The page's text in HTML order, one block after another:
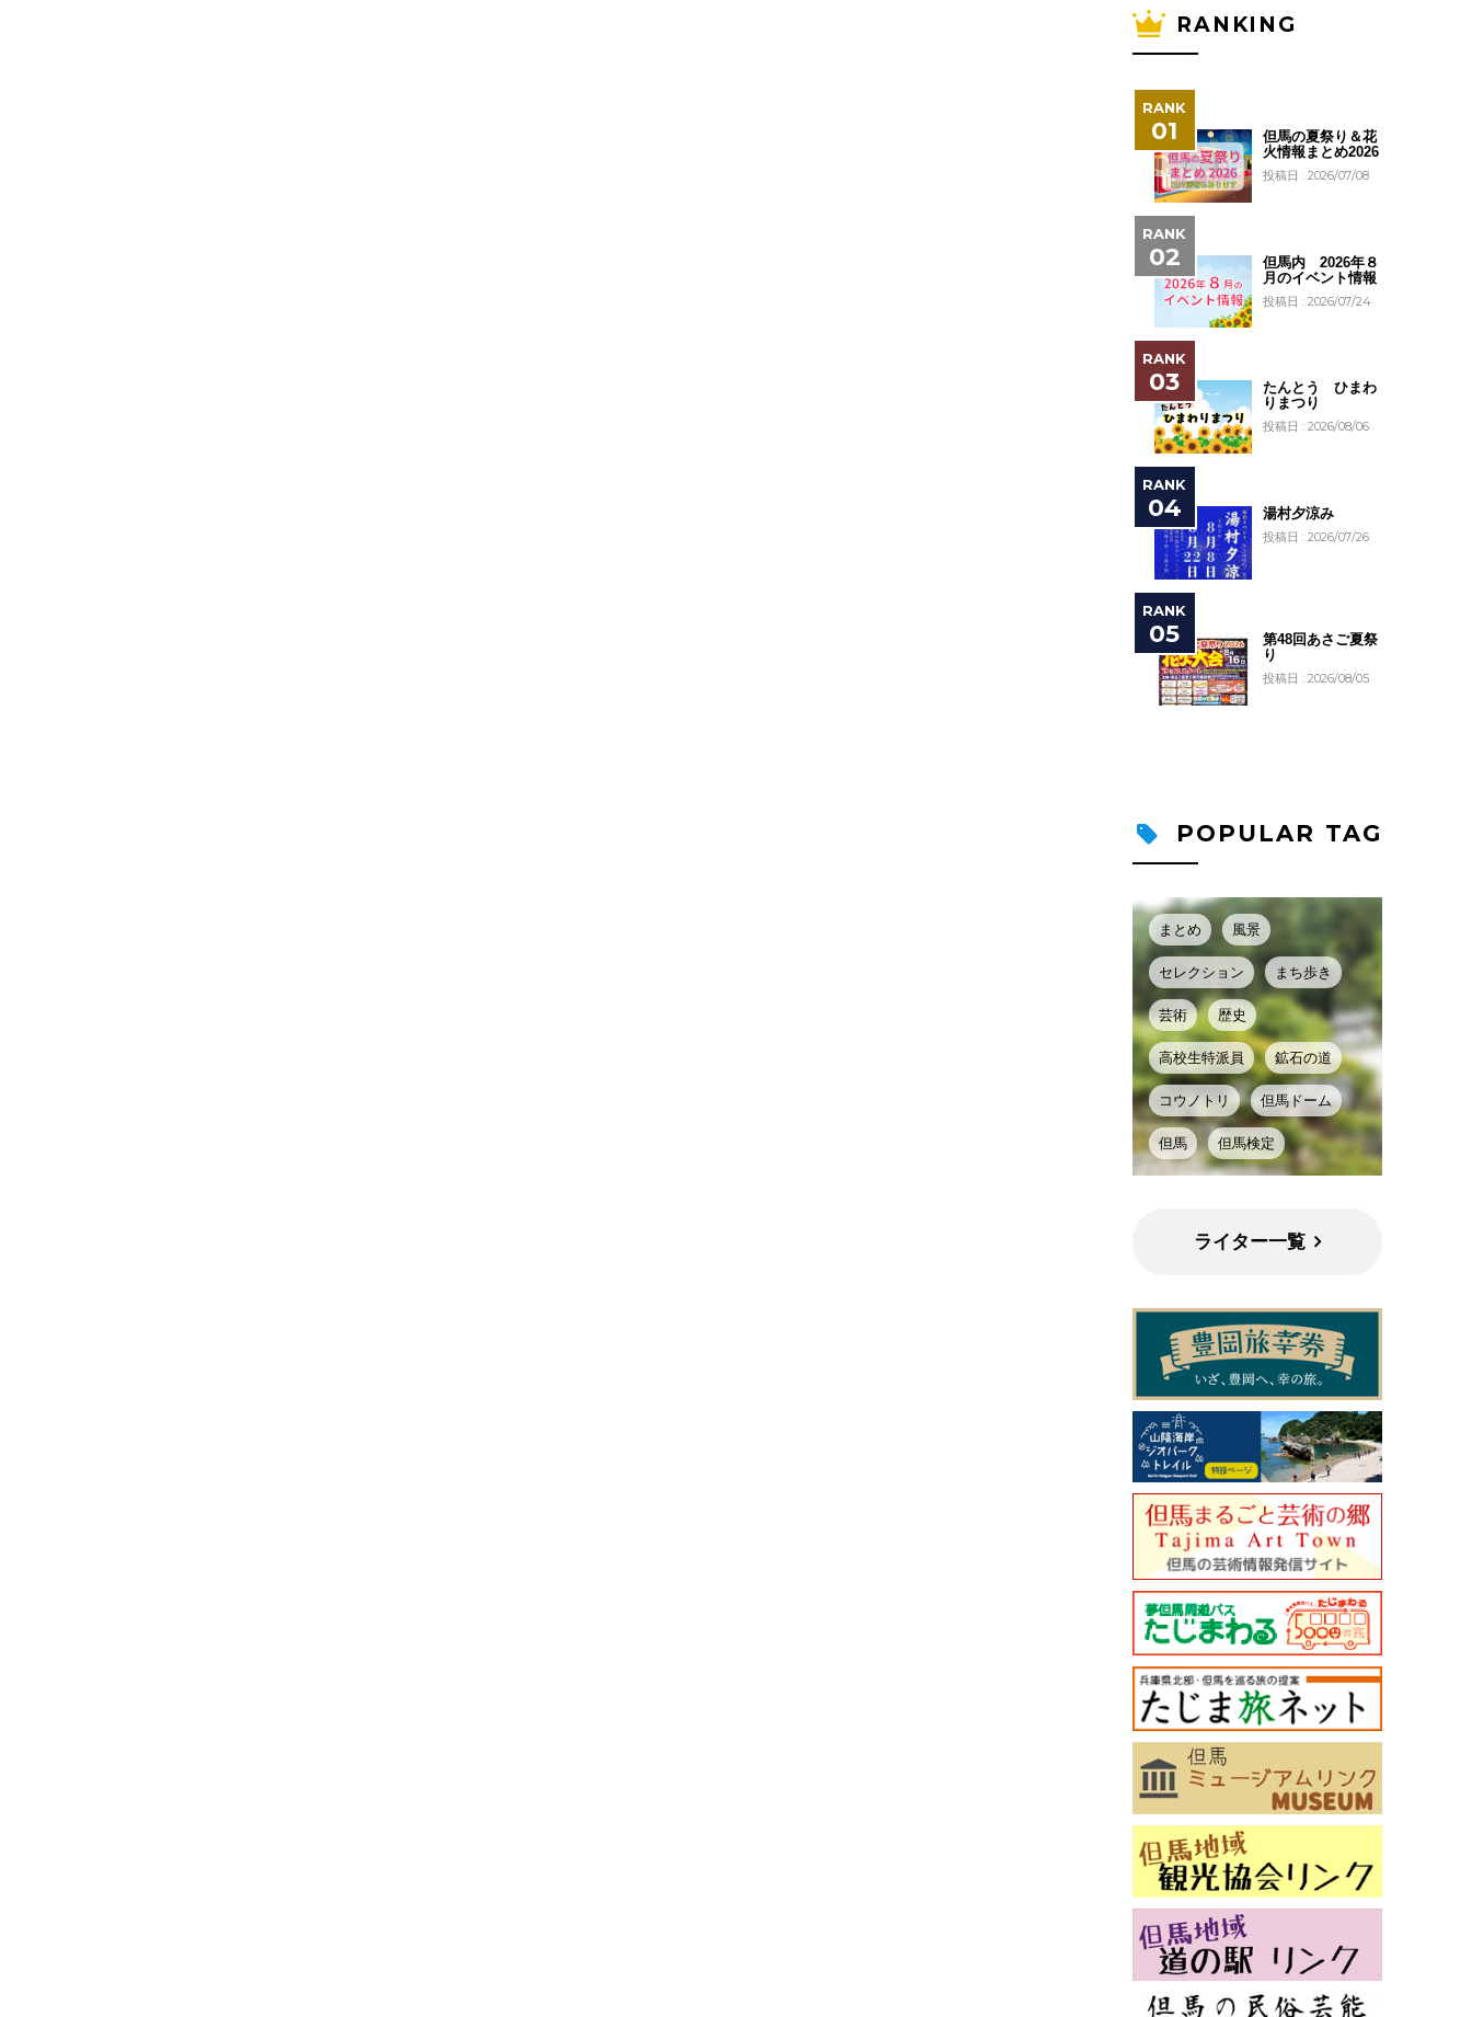
RANKING
但馬の夏祭り＆花
火情報まとめ2026
投稿日 : 2026/07/08
但馬内 2026年８
月のイベント情報
投稿日 : 2026/07/24
たんとう ひまわ
りまつり
投稿日 : 2026/08/06
湯村夕涼み
投稿日 : 2026/07/26
第48回あさご夏祭
り
投稿日 : 2026/08/05
POPULAR TAG
まとめ 風景
セレクション まち歩き
芸術 歴史
高校生特派員 鉱石の道
コウノトリ 但馬ドーム
但馬 但馬検定
ライター一覧